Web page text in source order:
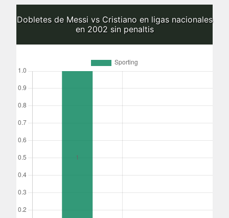
Dobletes de Messi vs Cristiano en ligas nacionales
en 2002 sin penaltis